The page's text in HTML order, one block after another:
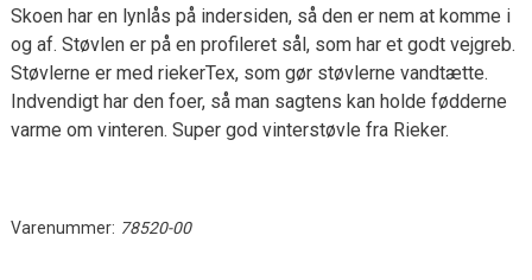
Skoen har en lynlås på indersiden, så den er nem at komme i
og af. Støvlen er på en profileret sål, som har et godt vejgreb.
Støvlerne er med riekerTex, som gør støvlerne vandtætte.
Indvendigt har den foer, så man sagtens kan holde fødderne
varme om vinteren. Super god vinterstøvle fra Rieker.
Varenummer: 78520-00